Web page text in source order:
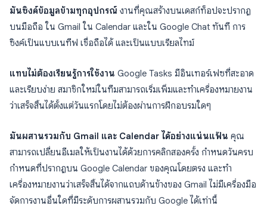
มันซิงค์ข้อมูลข้ามทุกอุปกรณ์ งานที่คุณสร้างบนเดสก์ท็อปจะปรากฏ
บนมือถือ ใน Gmail ใน Calendar และใน Google Chat ทันที การ
ซิงค์เป็นแบบเนทีฟ เชื่อถือได้ และเป็นแบบเรียลไทม์
แทบไม่ต้องเรียนรู้การใช้งาน Google Tasks มีอินเทอร์เฟซที่สะอาด
และเรียบง่าย สมาชิกใหม่ในทีมสามารถเริ่มเพิ่มและทำเครื่องหมายงาน
ว่าเสร็จสิ้นได้ตั้งแต่วันแรกโดยไม่ต้องผ่านการฝึกอบรมใดๆ
มันผสานรวมกับ Gmail และ Calendar ได้อย่างแน่นแฟ้น คุณ
สามารถเปลี่ยนอีเมลให้เป็นงานได้ด้วยการคลิกสองครั้ง กำหนดวันครบ
กำหนดที่ปรากฏบน Google Calendar ของคุณโดยตรง และทำ
เครื่องหมายงานว่าเสร็จสิ้นได้จากแถบด้านข้างของ Gmail ไม่มีเครื่องมือ
จัดการงานอื่นใดที่มีระดับการผสานรวมกับ Google ได้เท่านี้